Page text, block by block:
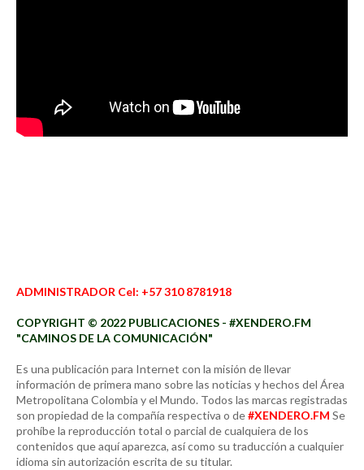
ADMINISTRADOR Cel: +57 310 8781918
COPYRIGHT © 2022 PUBLICACIONES - #XENDERO.FM
"CAMINOS DE LA COMUNICACIÓN"
Es una publicación para Internet con la misión de llevar
información de primera mano sobre las noticias y hechos del Área
Metropolitana Colombia y el Mundo. Todos las marcas registradas
son propiedad de la compañía respectiva o de#XENDERO.FM Se
prohíbe la reproducción total o parcial de cualquiera de los
contenidos que aquí aparezca, así como su traducción a cualquier
idioma sin autorización escrita de su titular.